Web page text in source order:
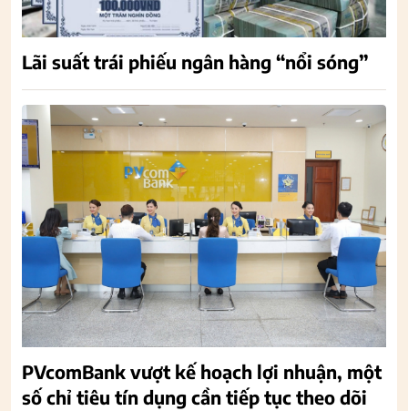
Lãi suất trái phiếu ngân hàng “nổi sóng”
PVcomBank vượt kế hoạch lợi nhuận, một
số chỉ tiêu tín dụng cần tiếp tục theo dõi